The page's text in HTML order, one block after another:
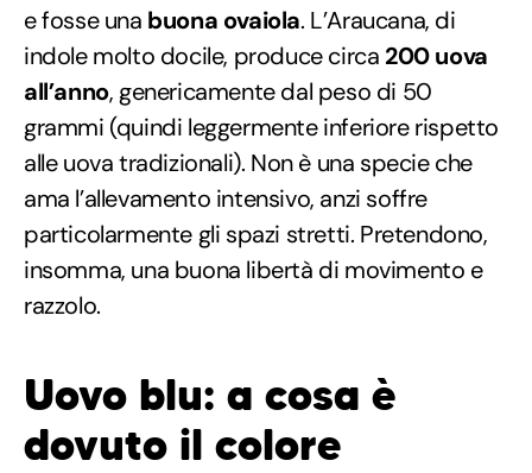
e fosse una buona ovaiola. L’Araucana, di
indole molto docile, produce circa 200 uova
all’anno, genericamente dal peso di 50
grammi (quindi leggermente inferiore rispetto
alle uova tradizionali). Non è una specie che
ama l’allevamento intensivo, anzi soffre
particolarmente gli spazi stretti. Pretendono,
insomma, una buona libertà di movimento e
razzolo.
Uovo blu: a cosa è
dovuto il colore